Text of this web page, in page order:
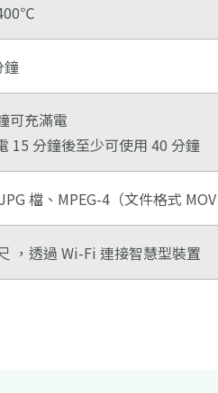
鐘
可充滿電
15 分鐘後至少可使用 40 分鐘
檔、MPEG-4（文件格式
，透過 Wi-Fi 連接智慧型裝置